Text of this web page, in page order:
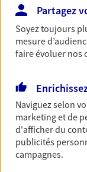
simplement,
Découvrir les
Préparez
votre vie avec
notre solution
spécialement
Découvrir l'offre
Partagez
Soyez toujours
mesure
faire évoluer nos
Naviguez selon
marketing et de
d'afficher du
publicités
campagnes.